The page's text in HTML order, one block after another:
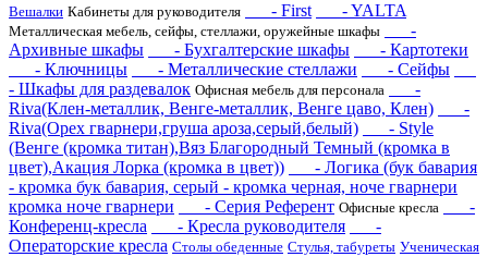
Вешалки Кабинеты для руководителя - First - YALTA
Металлическая мебель, сейфы, стеллажи, оружейные шкафы
-
Архивные шкафы
- Бухгалтерские шкафы
- Картотеки
- Ключницы
- Металлические стеллажи
- Сейфы
- Шкафы для раздевалок Офисная мебель для персонала
-
Riva(Клен-металлик, Венге-металлик, Венге цаво, Клен)
-
Riva(Орех гварнери,груша ароза,серый,белый)
- Style
(Венге (кромка титан),Вяз Благородный Темный (кромка в
цвет),Акация Лорка (кромка в цвет))
- Логика (бук бавария
- кромка бук бавария, серый - кромка черная, ноче гварнери
кромка ноче гварнери
- Серия Референт Офисные кресла
-
Конференц-кресла
- Кресла руководителя
-
Операторские кресла Столы обеденные Стулья, табуреты Ученическая